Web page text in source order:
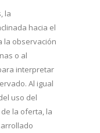
la
hacia el
la observación
o al
interpretar
Al igual
uso del
la oferta, la